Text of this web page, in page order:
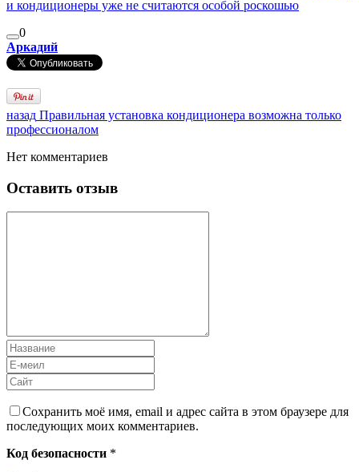
0
Аркадий
назад Правильная установка кондиционера возможна только
профессионалом
Нет комментариев
Оставить отзыв
Сохранить моё имя, email и адрес сайта в этом браузере для
последующих моих комментариев.
Код безопасности *